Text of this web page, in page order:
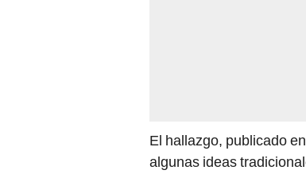
El hallazgo, publicado
algunas ideas